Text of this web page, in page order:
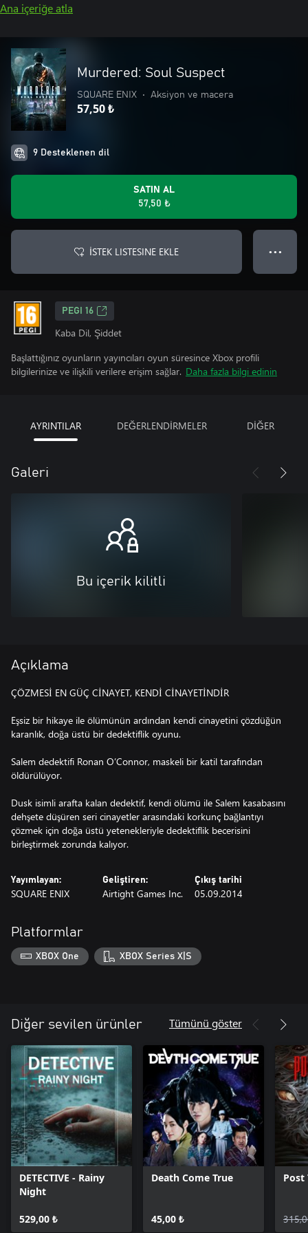
Ana içeriğe atla
Murdered: Soul Suspect
SQUARE ENIX • Aksiyon ve macera
57,50 ₺
9 Desteklenen dil
SATIN AL
57,50 ₺
İSTEK LISTESINE EKLE ● ● ●
PEGI 16
Kaba Dil, Şiddet
Başlattığınız oyunların yayıncıları oyun süresince Xbox profili
bilgilerinize ve ilişkili verilere erişim sağlar. Daha fazla bilgi edinin
AYRINTILAR DEĞERLENDİRMELER DİĞER
Galeri
Bu içerik kilitli
Açıklama
ÇÖZMESİ EN GÜÇ CİNAYET, KENDİ CİNAYETİNDİR
Eşsiz bir hikaye ile ölümünün ardından kendi cinayetini çözdüğün
karanlık, doğa üstü bir dedektiflik oyunu.
Salem dedektifi Ronan O’Connor, maskeli bir katil tarafından
öldürülüyor.
Dusk isimli arafta kalan dedektif, kendi ölümü ile Salem kasabasını
dehşete düşüren seri cinayetler arasındaki korkunç bağlantıyı
çözmek için doğa üstü yetenekleriyle dedektiflik becerisini
birleştirmek zorunda kalıyor.
Yayımlayan:
SQUARE ENIX
Geliştiren:
Airtight Games Inc.
Çıkış tarihi
05.09.2014
Platformlar
XBOX One XBOX Series X|S
Diğer sevilen ürünler Tümünü göster
DETECTIVE - Rainy
Night
529,00 ₺
Death Come True
45,00 ₺
Post